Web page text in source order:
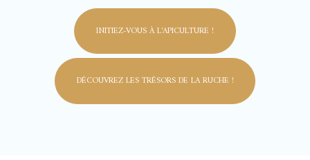
INITIEZ-VOUS À L'APICULTURE !
DÉCOUVREZ LES TRÉSORS DE LA RUCHE !